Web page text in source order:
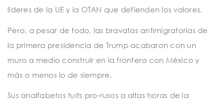
líderes de la UE y la OTAN que defienden los valores.
Pero, a pesar de todo, las bravatas antimigratorias de
la primera presidencia de Trump acabaron con un
muro a medio construir en la frontera con México y
más o menos lo de siempre.
Sus analfabetos tuits pro-rusos a altas horas de la